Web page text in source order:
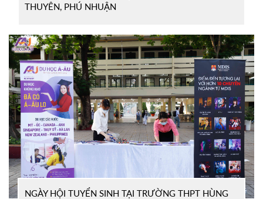
THUYÊN, PHÚ NHUẬN
NGÀY HỘI TUYỂN SINH TẠI TRƯỜNG THPT HÙNG